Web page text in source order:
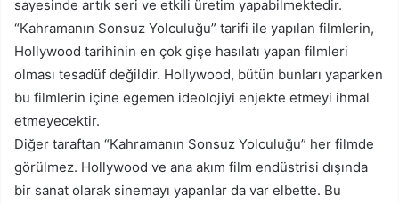
sayesinde artık seri ve etkili üretim yapabilmektedir.
“Kahramanın Sonsuz Yolculuğu” tarifi ile yapılan filmlerin,
Hollywood tarihinin en çok gişe hasılatı yapan filmleri
olması tesadüf değildir. Hollywood, bütün bunları yaparken
bu filmlerin içine egemen ideolojiyi enjekte etmeyi ihmal
etmeyecektir.
Diğer taraftan “Kahramanın Sonsuz Yolculuğu” her filmde
görülmez. Hollywood ve ana akım film endüstrisi dışında
bir sanat olarak sinemayı yapanlar da var elbette. Bu